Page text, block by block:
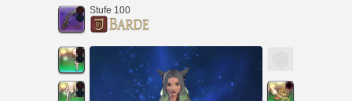
Stufe 100